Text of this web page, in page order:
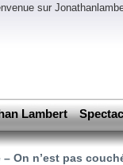
sur
Lambert
On n’est pas